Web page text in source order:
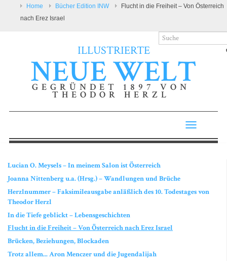
Home Bücher Edition INW
Flucht in die Freiheit – Von Österreich
nach Erez Israel
ILLUSTRIERTE
NEUE WELT
GEGRÜNDET 1897 VON
THEODOR HERZL
Toggle
Lucian O. Meysels – In meinem Salon ist Österreich
Joanna Nittenberg u.a. (Hrsg.) – Wandlungen und Brüche
Herzlnummer – Faksimileausgabe anläßlich des 10. Todestages von
Theodor Herzl
In die Tiefe geblickt – Lebensgeschichten
Flucht in die Freiheit – Von Österreich nach Erez Israel
Brücken, Beziehungen, Blockaden
Trotz allem... Aron Menczer und die Jugendalijah